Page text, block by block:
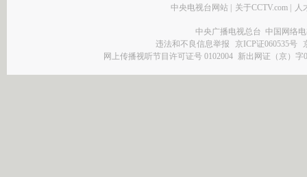
中央电视台网站 | 关于CCTV.com | 人
中央广播电视总台 中国网络
违法和不良信息举报
京ICP证060535号
网上传播视听节目许可证号 0102004 新出网证（京）